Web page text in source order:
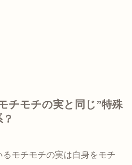
チモチの実と同じ”特殊
モチモチの実は自身をモチ